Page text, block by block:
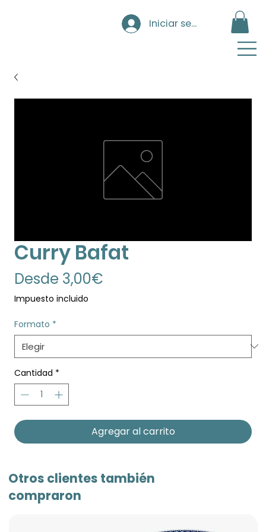
Iniciar sesión
Curry Bafat
Desde 3,00€Precio
Impuesto incluido
Formato *
Cantidad *
Agregar al carrito
Otros clientes también
compraron